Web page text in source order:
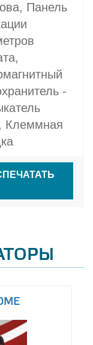
Панель
-
Клеммная